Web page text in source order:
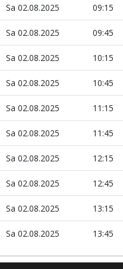
Sa 02.08.2025 09:15
Sa 02.08.2025 09:45
Sa 02.08.2025 10:15
Sa 02.08.2025 10:45
Sa 02.08.2025 11:15
Sa 02.08.2025 11:45
Sa 02.08.2025 12:15
Sa 02.08.2025 12:45
Sa 02.08.2025 13:15
Sa 02.08.2025 13:45